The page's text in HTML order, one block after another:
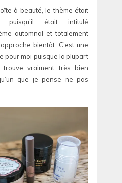
à beauté, le thème était
était intitulé
automnal et totalement
bientôt. C’est une
pour moi puisque la plupart
vraiment très bien
que je pense ne pas